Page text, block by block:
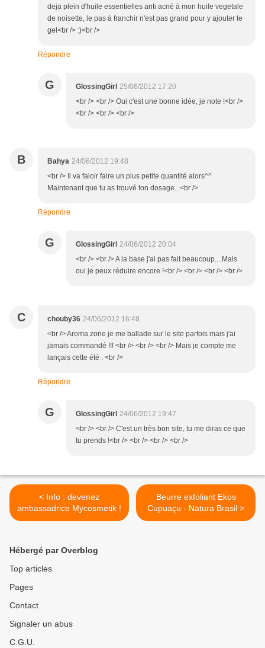
deja plein d'huile essentielles anti acné à mon huile vegetale
de noisette, le pas à franchir n'est pas grand pour y ajouter le
gel<br /> :)<br />
Répondre
G GlossingGirl 25/06/2012 17:20
<br /> <br /> Oui c'est une bonne idée, je note !<br />
<br /> <br /> <br />
B Bahya 24/06/2012 19:48
<br /> Il va faloir faire un plus petite quantité alors^^
Maintenant que tu as trouvé ton dosage...<br />
Répondre
G GlossingGirl 24/06/2012 20:04
<br /> <br /> A la base j'ai pas fait beaucoup... Mais
oui je peux réduire encore !<br /> <br /> <br /> <br />
C chouby36 24/06/2012 16:48
<br /> Aroma zone je me ballade sur le site parfois mais j'ai
jamais commandé !!! <br /> <br /> <br /> Mais je compte me
lançais cette été . <br />
Répondre
G GlossingGirl 24/06/2012 19:47
<br /> <br /> C'est un très bon site, tu me diras ce que
tu prends !<br /> <br /> <br /> <br />
< Info : devenez
ambassadrice Mycosmetik !
Beurre exfoliant Ekos
Cupuaçu - Natura Brasil >
Hébergé par Overblog
Top articles
Pages
Contact
Signaler un abus
C.G.U.